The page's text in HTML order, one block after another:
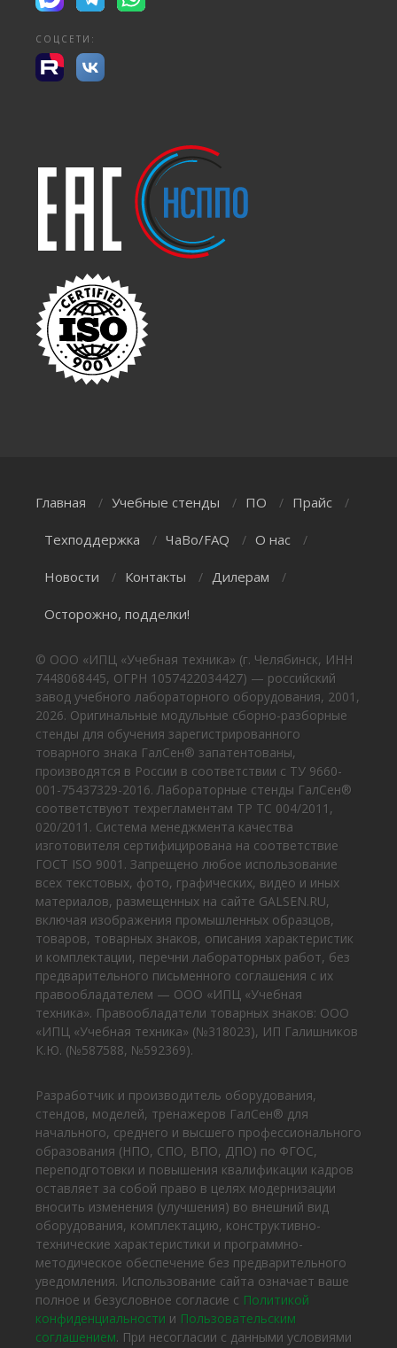
СОЦСЕТИ:
Главная / Учебные стенды / ПО / Прайс /
Техподдержка / ЧаВо/FAQ / О нас /
Новости / Контакты / Дилерам /
Осторожно, подделки!
© ООО «ИПЦ «Учебная техника» (г. Челябинск, ИНН
7448068445, ОГРН 1057422034427) — российский
завод учебного лабораторного оборудования, 2001,
2026. Оригинальные модульные сборно-разборные
стенды для обучения зарегистрированного
товарного знака ГалСен® запатентованы,
производятся в России в соответствии с ТУ 9660-
001-75437329-2016. Лабораторные стенды ГалСен®
соответствуют техрегламентам ТР ТС 004/2011,
020/2011. Система менеджмента качества
изготовителя сертифицирована на соответствие
ГОСТ ISO 9001. Запрещено любое использование
всех текстовых, фото, графических, видео и иных
материалов, размещенных на сайте GALSEN.RU,
включая изображения промышленных образцов,
товаров, товарных знаков, описания характеристик
и комплектации, перечни лабораторных работ, без
предварительного письменного соглашения с их
правообладателем — ООО «ИПЦ «Учебная
техника». Правообладатели товарных знаков: ООО
«ИПЦ «Учебная техника» (№318023), ИП Галишников
К.Ю. (№587588, №592369).
Разработчик и производитель оборудования,
стендов, моделей, тренажеров ГалСен® для
начального, среднего и высшего профессионального
образования (НПО, СПО, ВПО, ДПО) по ФГОС,
переподготовки и повышения квалификации кадров
оставляет за собой право в целях модернизации
вносить изменения (улучшения) во внешний вид
оборудования, комплектацию, конструктивно-
технические характеристики и программно-
методическое обеспечение без предварительного
уведомления. Использование сайта означает ваше
полное и безусловное согласие с Политикой
конфиденциальности и Пользовательским
соглашением. При несогласии с данными условиями